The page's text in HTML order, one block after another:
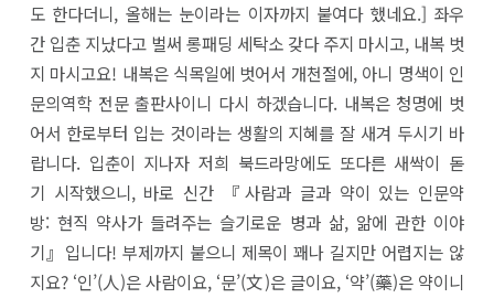
도 한다더니, 올해는 눈이라는 이자까지 붙여다 했네요.] 좌우
간 입춘 지났다고 벌써 롱패딩 세탁소 갖다 주지 마시고, 내복 벗
지 마시고요! 내복은 식목일에 벗어서 개천절에, 아니 명색이 인
문의역학 전문 출판사이니 다시 하겠습니다. 내복은 청명에 벗
어서 한로부터 입는 것이라는 생활의 지혜를 잘 새겨 두시기 바
랍니다. 입춘이 지나자 저희 북드라망에도 또다른 새싹이 돋
기 시작했으니, 바로 신간 『사람과 글과 약이 있는 인문약
방: 현직 약사가 들려주는 슬기로운 병과 삶, 앎에 관한 이야
기』입니다! 부제까지 붙으니 제목이 꽤나 길지만 어렵지는 않
지요? ‘인’(人)은 사람이요, ‘문’(文)은 글이요, ‘약’(藥)은 약이니